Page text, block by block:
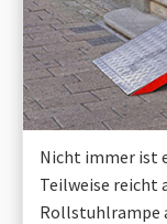
Nicht immer ist
Teilweise reicht
Rollstuhlrampe